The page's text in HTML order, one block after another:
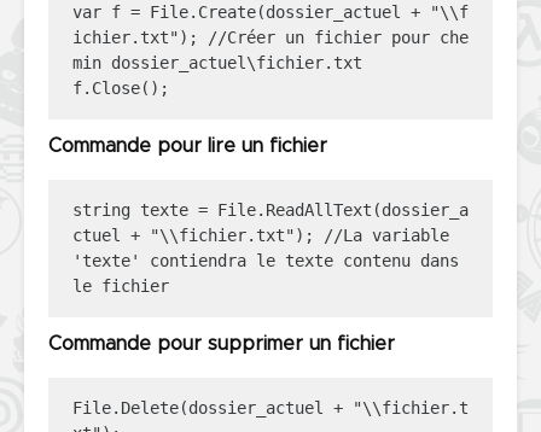
var f = File.Create(dossier_actuel + "\\f
ichier.txt"); //Créer un fichier pour che
min dossier_actuel\fichier.txt
f.Close();
Commande pour lire un fichier
string texte = File.ReadAllText(dossier_a
ctuel + "\\fichier.txt"); //La variable
'texte' contiendra le texte contenu dans
le fichier
Commande pour supprimer un fichier
File.Delete(dossier_actuel + "\\fichier.t